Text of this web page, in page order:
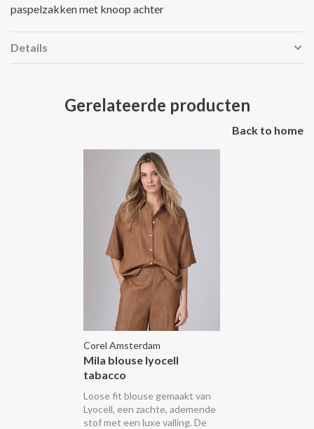
paspelzakken met knoop achter
Details
Gerelateerde producten
Back to home
Corel Amsterdam
Mila blouse lyocell
tabacco
Loose fit blouse gemaakt van
Lyocell, een zachte, ademende
stof met een luxe valling. De